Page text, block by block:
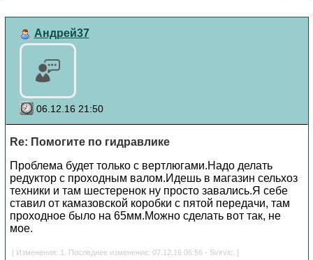
Андрей37
06.12.16 21:50
Re: Помогите по гидравлике
Проблема будет только с вертлюгами.Надо делать
редуктор с проходным валом.Идешь в магазин сельхоз
техники и там шестеренок ну просто завались.Я себе
ставил от камазовской коробки с пятой передачи, там
проходное было на 65мм.Можно сделать вот так, не
мое.
[ Изменения: 1. Последнее изменение: 07.12.16 06:56 - Svirvic. ]